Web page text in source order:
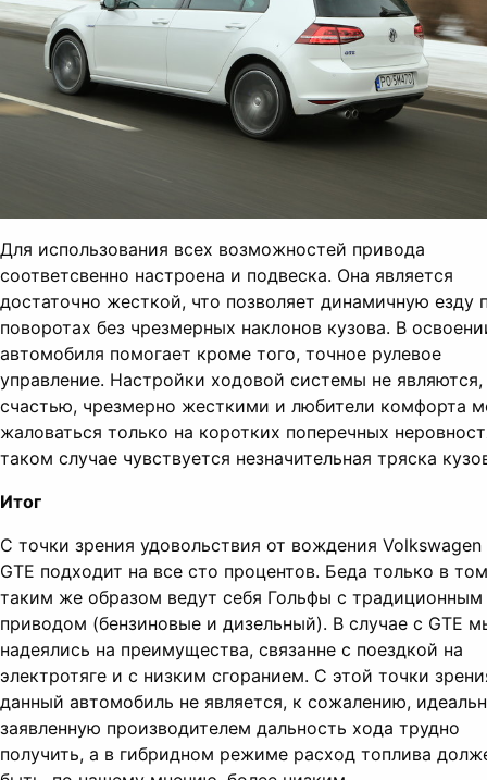
Для использования всех возможностей привода
соответсвенно настроена и подвеска. Она является
достаточно жесткой, что позволяет динамичную езду
поворотах без чрезмерных наклонов кузова. В
автомобиля помогает кроме того, точное рулевое
управление. Настройки ходовой системы не являются,
счастью, чрезмерно жесткими и любители комфорта
жаловаться только на коротких поперечных
таком случае чувствуется незначительная тряска
Итог
С точки зрения удовольствия от вождения Volkswagen
GTE подходит на все сто процентов. Беда только в
таким же образом ведут себя Гольфы с традиционным
приводом (бензиновые и дизельный). В случае с GTE
надеялись на преимущества, связанне с поездкой на
электротяге и с низким сгоранием. С этой точки
данный автомобиль не является, к сожалению,
заявленную производителем дальность хода трудно
получить, а в гибридном режиме расход топлива